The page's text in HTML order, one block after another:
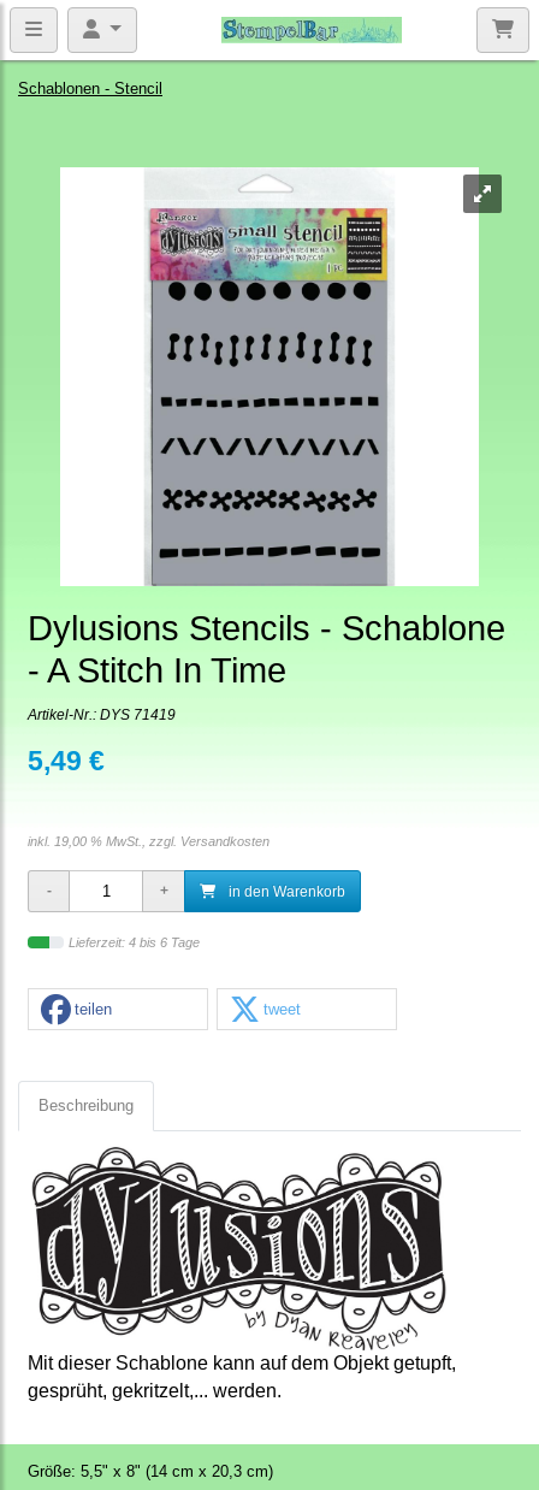
Schablonen - Stencil
Dylusions Stencils - Schablone
- A Stitch In Time
Artikel-Nr.: DYS 71419
5,49 €
inkl. 19,00 % MwSt., zzgl. Versandkosten
in den Warenkorb
Lieferzeit: 4 bis 6 Tage
teilen tweet
Beschreibung
Mit dieser Schablone kann auf dem Objekt getupft,
gesprüht, gekritzelt,... werden.
Größe: 5,5" x 8" (14 cm x 20,3 cm)